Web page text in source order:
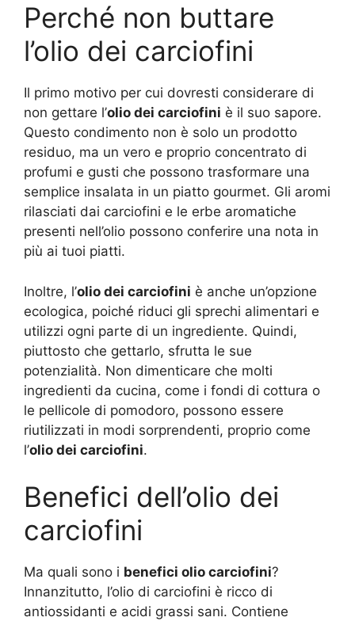
Perché non buttare
l’olio dei carciofini
Il primo motivo per cui dovresti considerare di
non gettare l’olio dei carciofini è il suo sapore.
Questo condimento non è solo un prodotto
residuo, ma un vero e proprio concentrato di
profumi e gusti che possono trasformare una
semplice insalata in un piatto gourmet. Gli aromi
rilasciati dai carciofini e le erbe aromatiche
presenti nell’olio possono conferire una nota in
più ai tuoi piatti.
Inoltre, l’olio dei carciofini è anche un’opzione
ecologica, poiché riduci gli sprechi alimentari e
utilizzi ogni parte di un ingrediente. Quindi,
piuttosto che gettarlo, sfrutta le sue
potenzialità. Non dimenticare che molti
ingredienti da cucina, come i fondi di cottura o
le pellicole di pomodoro, possono essere
riutilizzati in modi sorprendenti, proprio come
l’olio dei carciofini.
Benefici dell’olio dei
carciofini
Ma quali sono i benefici olio carciofini?
Innanzitutto, l’olio di carciofini è ricco di
antiossidanti e acidi grassi sani. Contiene